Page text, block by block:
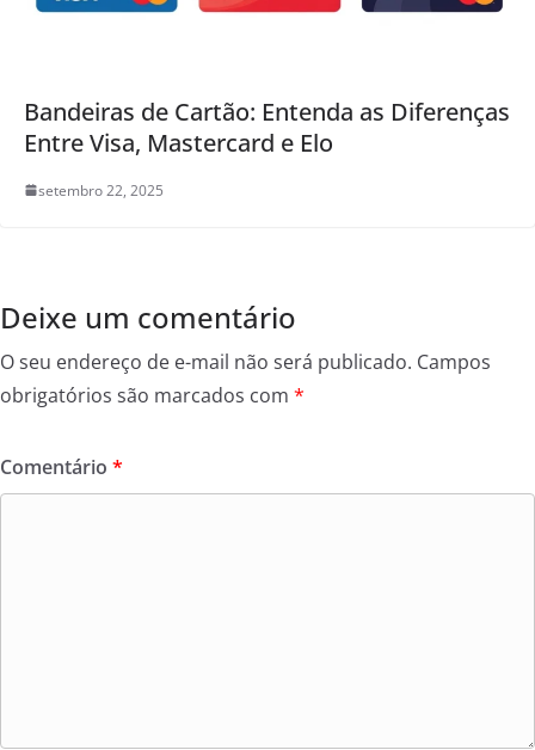
Bandeiras de Cartão: Entenda as Diferenças
Entre Visa, Mastercard e Elo
setembro 22, 2025
Deixe um comentário
O seu endereço de e-mail não será publicado. Campos
obrigatórios são marcados com *
Comentário *